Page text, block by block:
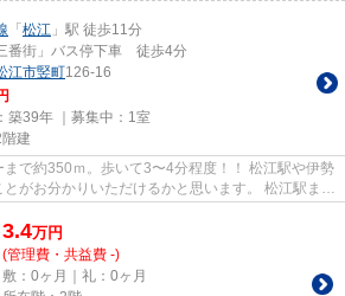
「 松江 」駅 徒歩11分
番街」バス停下車 徒歩4分
江市竪町126-16
築39年 ｜募集中： 1室
建
で約350ｍ。歩いて3〜4分程度！！ 松江駅や伊勢
がお分かりいただけるかと思います。 松江駅まで
3.4万円
(管理費・共益費 -)
敷：0ヶ月｜礼：0ヶ月